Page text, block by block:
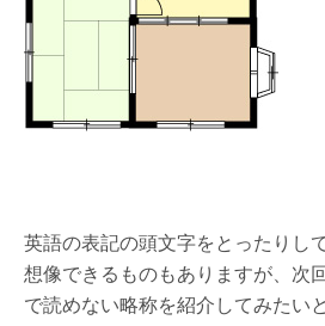
英語の表記の頭文字をとったりし
想像できるものもありますが、次
で読めない略称を紹介してみたい